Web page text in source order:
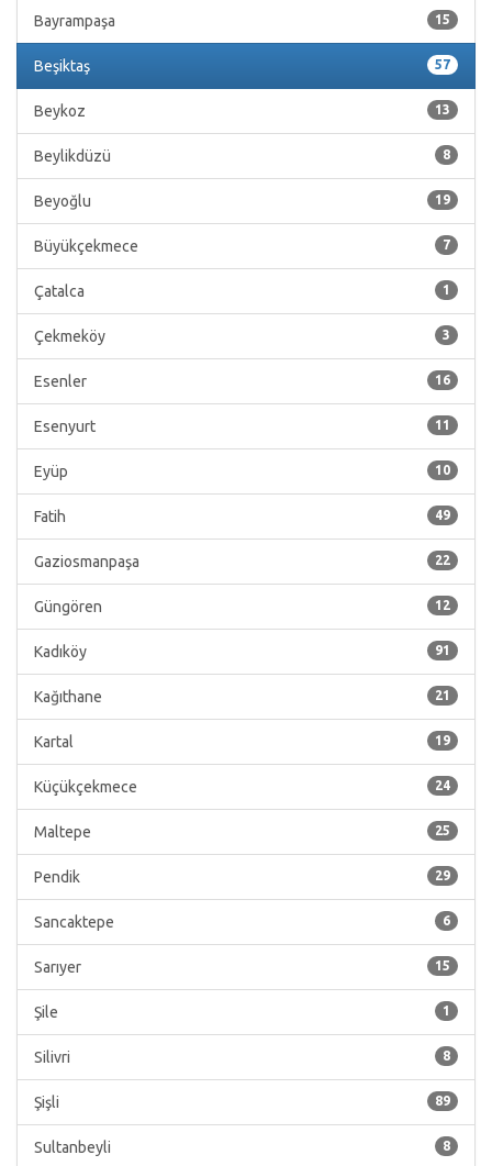
15
Bayrampaşa
57
Beşiktaş
13
Beykoz
8
Beylikdüzü
19
Beyoğlu
7
Büyükçekmece
1
Çatalca
3
Çekmeköy
16
Esenler
11
Esenyurt
10
Eyüp
49
Fatih
22
Gaziosmanpaşa
12
Güngören
91
Kadıköy
21
Kağıthane
19
Kartal
24
Küçükçekmece
25
Maltepe
29
Pendik
6
Sancaktepe
15
Sarıyer
1
Şile
8
Silivri
89
Şişli
8
Sultanbeyli